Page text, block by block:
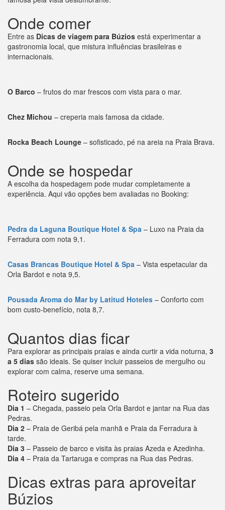
Onde comer
Entre as Dicas de viagem para Búzios está experimentar a
gastronomia local, que mistura influências brasileiras e
internacionais.
O Barco – frutos do mar frescos com vista para o mar.
Chez Michou – creperia mais famosa da cidade.
Rocka Beach Lounge – sofisticado, pé na areia na Praia Brava.
Onde se hospedar
A escolha da hospedagem pode mudar completamente a
experiência. Aqui vão opções bem avaliadas no Booking:
Pedra da Laguna Boutique Hotel & Spa – Luxo na Praia da
Ferradura com nota 9,1.
Casas Brancas Boutique Hotel & Spa – Vista espetacular da
Orla Bardot e nota 9,5.
Pousada Aroma do Mar by Latitud Hoteles – Conforto com
bom custo-benefício, nota 8,7.
Quantos dias ficar
Para explorar as principais praias e ainda curtir a vida noturna, 3
a 5 dias são ideais. Se quiser incluir passeios de mergulho ou
explorar com calma, reserve uma semana.
Roteiro sugerido
Dia 1 – Chegada, passeio pela Orla Bardot e jantar na Rua das
Pedras.
Dia 2 – Praia de Geribá pela manhã e Praia da Ferradura à
tarde.
Dia 3 – Passeio de barco e visita às praias Azeda e Azedinha.
Dia 4 – Praia da Tartaruga e compras na Rua das Pedras.
Dicas extras para aproveitar
Búzios